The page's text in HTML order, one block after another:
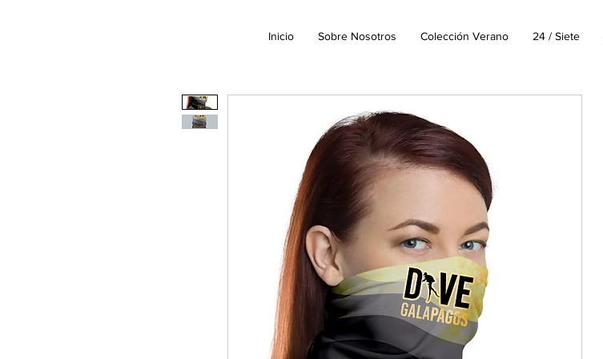
Inicio Sobre Nosotros Colección Verano 24 / Siete